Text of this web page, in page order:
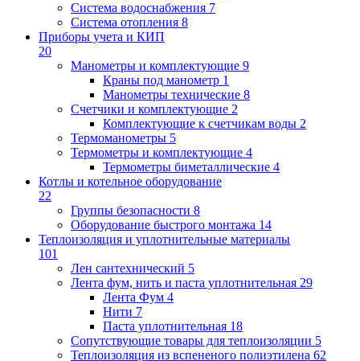
Система водоснабжения 7
Система отопления 8
Приборы учета и КИП
20
Манометры и комплектующие 9
Краны под манометр 1
Манометры технические 8
Счетчики и комплектующие 2
Комплектующие к счетчикам воды 2
Термоманометры 5
Термометры и комплектующие 4
Термометры биметаллические 4
Котлы и котельное оборудование
22
Группы безопасности 8
Оборудование быстрого монтажа 14
Теплоизоляция и уплотнительные материалы
101
Лен сантехнический 5
Лента фум, нить и паста уплотнительная 29
Лента Фум 4
Нити 7
Паста уплотнительная 18
Сопутствующие товары для теплоизоляции 5
Теплоизоляция из вспененого полиэтилена 62